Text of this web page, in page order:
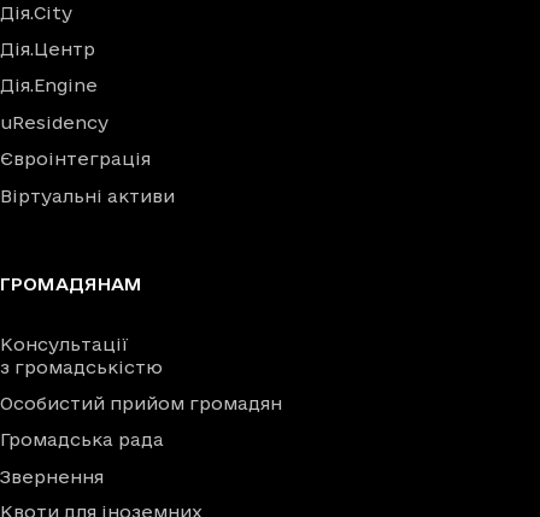
Дія.City
Дія.Центр
Дія.Engine
uResidency
Євроінтеграція
Віртуальні активи
ГРОМАДЯНАМ
Консультації
з громадськістю
Особистий прийом громадян
Громадська рада
Звернення
Квоти для іноземних